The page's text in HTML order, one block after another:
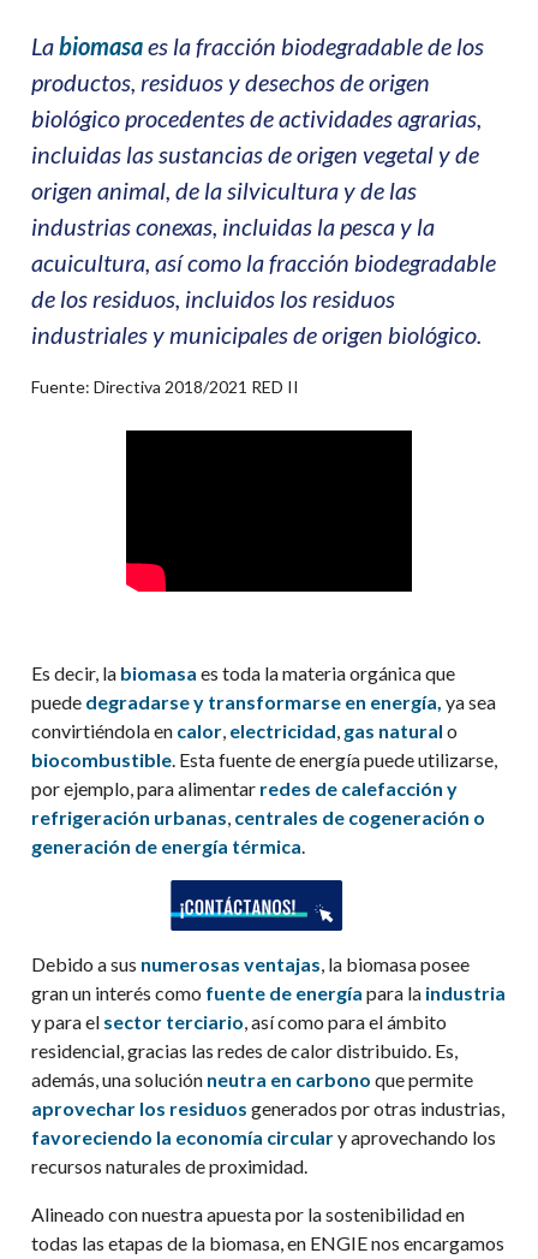
Labiomasaes la fracción biodegradable de los
productos, residuos y desechos de origen
biológico procedentes de actividades agrarias,
incluidas las sustancias de origen vegetal y de
origen animal, de la silvicultura y de las
industrias conexas, incluidas la pesca y la
acuicultura, así como la fracción biodegradable
de los residuos, incluidos los residuos
industriales y municipales de origen biológico.
Fuente: Directiva 2018/2021 RED II
Es decir, la biomasa es toda la materia orgánica que
puede degradarse y transformarse en energía, ya sea
convirtiéndola en calor, electricidad, gas natural o
biocombustible. Esta fuente de energía puede utilizarse,
por ejemplo, para alimentar redes de calefacción y
refrigeración urbanas, centrales de cogeneración o
generación de energía térmica.
Debido a sus numerosas ventajas, la biomasa posee
gran un interés como fuente de energía para la industria
y para el sector terciario, así como para el ámbito
residencial, gracias las redes de calor distribuido. Es,
además, una solución neutra en carbono que permite
aprovechar los residuos generados por otras industrias,
favoreciendo la economía circulary aprovechando los
recursos naturales de proximidad.
Alineado con nuestra apuesta por la sostenibilidad en
todas las etapas de la biomasa, en ENGIE nos encargamos